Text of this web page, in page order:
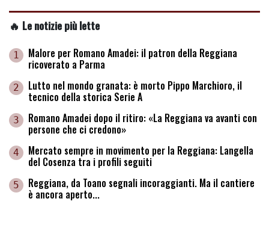
🔥 Le notizie più lette
1 Malore per Romano Amadei: il patron della Reggiana
ricoverato a Parma
2 Lutto nel mondo granata: è morto Pippo Marchioro, il
tecnico della storica Serie A
3 Romano Amadei dopo il ritiro: «La Reggiana va avanti con
persone che ci credono»
4 Mercato sempre in movimento per la Reggiana: Langella
del Cosenza tra i profili seguiti
5 Reggiana, da Toano segnali incoraggianti. Ma il cantiere
è ancora aperto...